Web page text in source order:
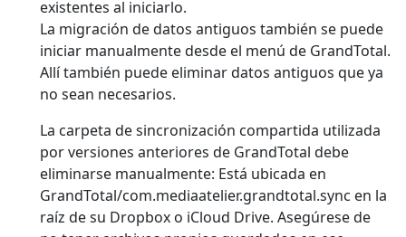
existentes al iniciarlo.
La migración de datos antiguos también se puede
iniciar manualmente desde el menú de GrandTotal.
Allí también puede eliminar datos antiguos que ya
no sean necesarios.
La carpeta de sincronización compartida utilizada
por versiones anteriores de GrandTotal debe
eliminarse manualmente: Está ubicada en
GrandTotal/com.mediaatelier.grandtotal.sync en la
raíz de su Dropbox o iCloud Drive. Asegúrese de